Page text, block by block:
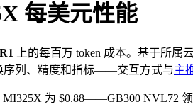
每美元性能
上的每百万 token 成本。基于所
序列、精度和指标——交互方式与主
MI325X 为 $0.88——GB300 NVL72 领